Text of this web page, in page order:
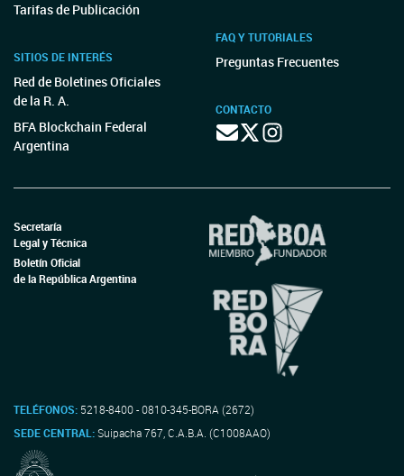
Tarifas de Publicación
SITIOS DE INTERÉS
Red de Boletines Oficiales
de la R. A.
BFA Blockchain Federal
Argentina
FAQ Y TUTORIALES
Preguntas Frecuentes
CONTACTO
Secretaría
Legal y Técnica
Boletín Oficial
de la República Argentina
TELÉFONOS: 5218-8400 - 0810-345-BORA (2672)
SEDE CENTRAL:Suipacha 767, C.A.B.A. (C1008AAO)